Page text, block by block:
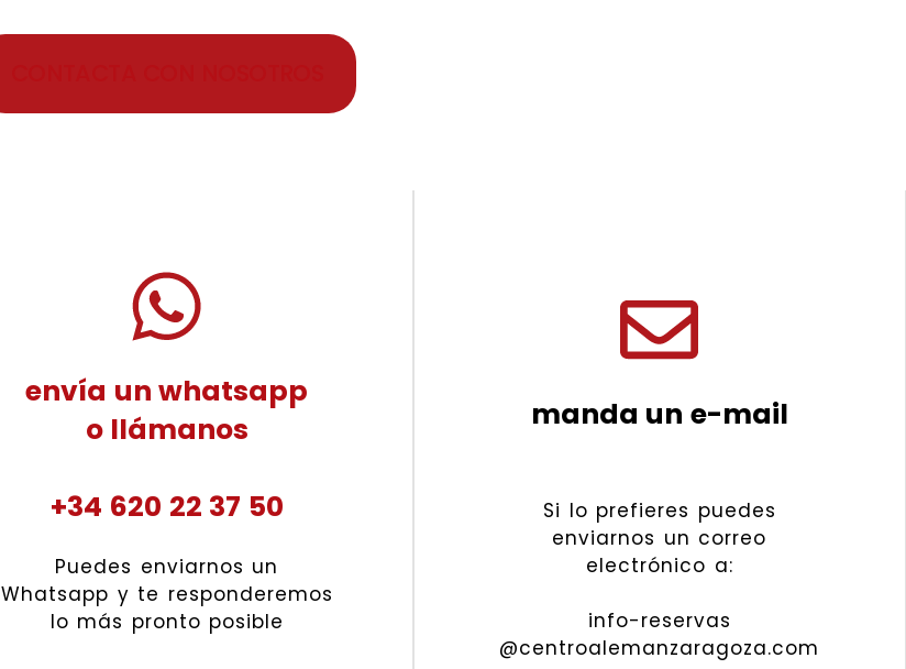
envía un whatsapp
o llámanos
+34 620 22 37 50
Puedes enviarnos un
Whatsapp y te responderemos
lo más pronto posible
manda un e-mail
Si lo prefieres puedes
enviarnos un correo
electrónico a:
info-reservas
@centroalemanzaragoza.com